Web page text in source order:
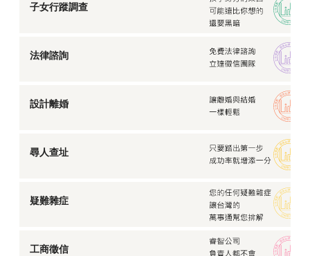
子女行蹤調查
法律諮詢
設計離婚
尋人查址
疑難雜症
工商徵信